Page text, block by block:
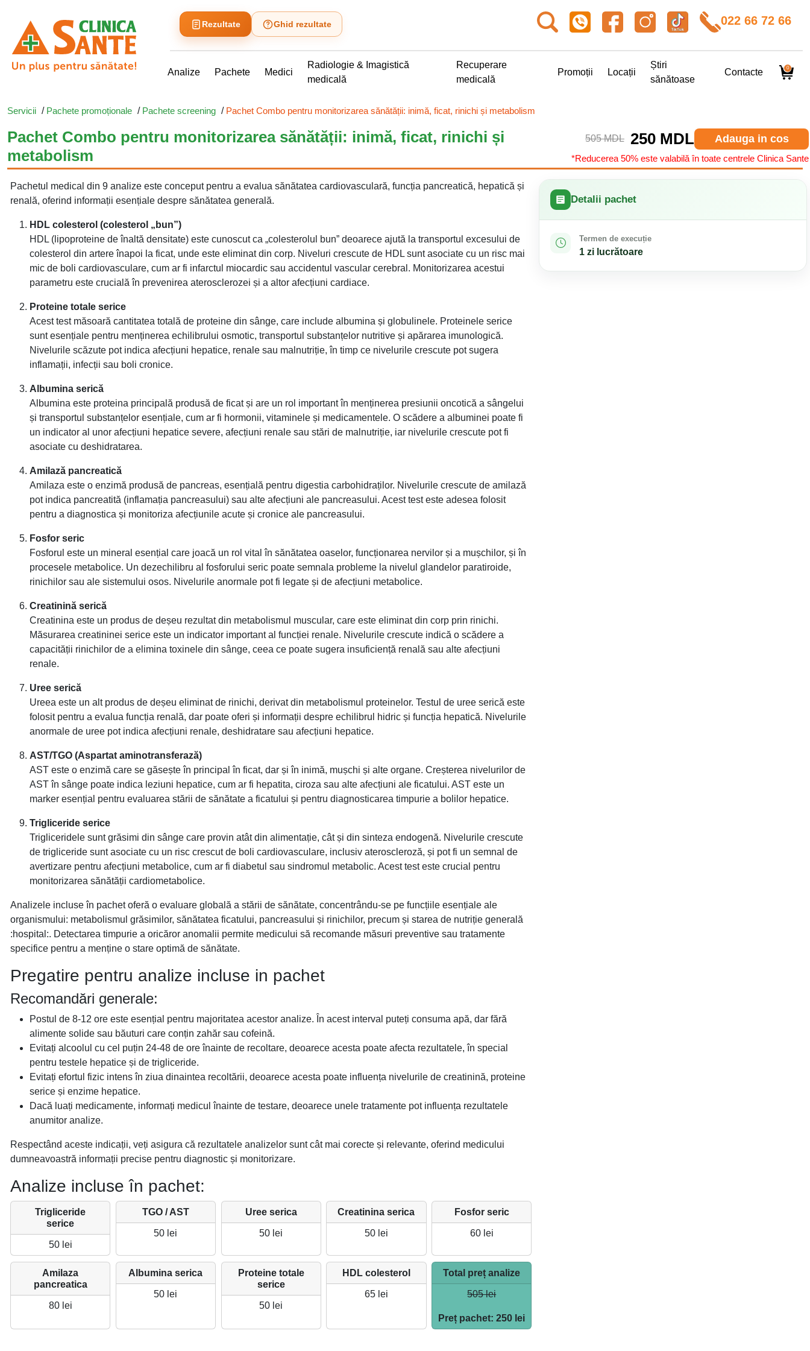
Rezultate Ghid rezultate 022 66 72 66
Analize Pachete Medici
Radiologie & Imagistică
medicală
Recuperare
medicală
Promoții Locații
Știri
sănătoase
Contacte 0
Servicii / Pachete promoționale / Pachete screening / Pachet Combo pentru monitorizarea sănătății: inimă, ficat, rinichi și metabolism
Pachet Combo pentru monitorizarea sănătății: inimă, ficat, rinichi și
metabolism
505 MDL 250 MDL Adauga in cos
*Reducerea 50% este valabilă în toate centrele Clinica Sante
Pachetul medical din 9 analize este conceput pentru a evalua sănătatea cardiovasculară, funcția pancreatică, hepatică și
renală, oferind informații esențiale despre sănătatea generală.
HDL colesterol (colesterol „bun”)
HDL (lipoproteine de înaltă densitate) este cunoscut ca „colesterolul bun” deoarece ajută la transportul excesului de
colesterol din artere înapoi la ficat, unde este eliminat din corp. Niveluri crescute de HDL sunt asociate cu un risc mai
mic de boli cardiovasculare, cum ar fi infarctul miocardic sau accidentul vascular cerebral. Monitorizarea acestui
parametru este crucială în prevenirea aterosclerozei și a altor afecțiuni cardiace.
Proteine totale serice
Acest test măsoară cantitatea totală de proteine din sânge, care include albumina și globulinele. Proteinele serice
sunt esențiale pentru menținerea echilibrului osmotic, transportul substanțelor nutritive și apărarea imunologică.
Nivelurile scăzute pot indica afecțiuni hepatice, renale sau malnutriție, în timp ce nivelurile crescute pot sugera
inflamații, infecții sau boli cronice.
Albumina serică
Albumina este proteina principală produsă de ficat și are un rol important în menținerea presiunii oncotică a sângelui
și transportul substanțelor esențiale, cum ar fi hormonii, vitaminele și medicamentele. O scădere a albuminei poate fi
un indicator al unor afecțiuni hepatice severe, afecțiuni renale sau stări de malnutriție, iar nivelurile crescute pot fi
asociate cu deshidratarea.
Amilază pancreatică
Amilaza este o enzimă produsă de pancreas, esențială pentru digestia carbohidraților. Nivelurile crescute de amilază
pot indica pancreatită (inflamația pancreasului) sau alte afecțiuni ale pancreasului. Acest test este adesea folosit
pentru a diagnostica și monitoriza afecțiunile acute și cronice ale pancreasului.
Fosfor seric
Fosforul este un mineral esențial care joacă un rol vital în sănătatea oaselor, funcționarea nervilor și a mușchilor, și în
procesele metabolice. Un dezechilibru al fosforului seric poate semnala probleme la nivelul glandelor paratiroide,
rinichilor sau ale sistemului osos. Nivelurile anormale pot fi legate și de afecțiuni metabolice.
Creatinină serică
Creatinina este un produs de deșeu rezultat din metabolismul muscular, care este eliminat din corp prin rinichi.
Măsurarea creatininei serice este un indicator important al funcției renale. Nivelurile crescute indică o scădere a
capacității rinichilor de a elimina toxinele din sânge, ceea ce poate sugera insuficiență renală sau alte afecțiuni
renale.
Uree serică
Ureea este un alt produs de deșeu eliminat de rinichi, derivat din metabolismul proteinelor. Testul de uree serică este
folosit pentru a evalua funcția renală, dar poate oferi și informații despre echilibrul hidric și funcția hepatică. Nivelurile
anormale de uree pot indica afecțiuni renale, deshidratare sau afecțiuni hepatice.
AST/TGO (Aspartat aminotransferază)
AST este o enzimă care se găsește în principal în ficat, dar și în inimă, mușchi și alte organe. Creșterea nivelurilor de
AST în sânge poate indica leziuni hepatice, cum ar fi hepatita, ciroza sau alte afecțiuni ale ficatului. AST este un
marker esențial pentru evaluarea stării de sănătate a ficatului și pentru diagnosticarea timpurie a bolilor hepatice.
Trigliceride serice
Trigliceridele sunt grăsimi din sânge care provin atât din alimentație, cât și din sinteza endogenă. Nivelurile crescute
de trigliceride sunt asociate cu un risc crescut de boli cardiovasculare, inclusiv ateroscleroză, și pot fi un semnal de
avertizare pentru afecțiuni metabolice, cum ar fi diabetul sau sindromul metabolic. Acest test este crucial pentru
monitorizarea sănătății cardiometabolice.
Analizele incluse în pachet oferă o evaluare globală a stării de sănătate, concentrându-se pe funcțiile esențiale ale
organismului: metabolismul grăsimilor, sănătatea ficatului, pancreasului și rinichilor, precum și starea de nutriție generală
:hospital:. Detectarea timpurie a oricăror anomalii permite medicului să recomande măsuri preventive sau tratamente
specifice pentru a menține o stare optimă de sănătate.
Pregatire pentru analize incluse in pachet
Recomandări generale:
Postul de 8-12 ore este esențial pentru majoritatea acestor analize. În acest interval puteți consuma apă, dar fără
alimente solide sau băuturi care conțin zahăr sau cofeină.
Evitați alcoolul cu cel puțin 24-48 de ore înainte de recoltare, deoarece acesta poate afecta rezultatele, în special
pentru testele hepatice și de trigliceride.
Evitați efortul fizic intens în ziua dinaintea recoltării, deoarece acesta poate influența nivelurile de creatinină, proteine
serice și enzime hepatice.
Dacă luați medicamente, informați medicul înainte de testare, deoarece unele tratamente pot influența rezultatele
anumitor analize.
Respectând aceste indicații, veți asigura că rezultatele analizelor sunt cât mai corecte și relevante, oferind medicului
dumneavoastră informații precise pentru diagnostic și monitorizare.
Analize incluse în pachet:
Trigliceride
serice
50 lei
TGO / AST
50 lei
Uree serica
50 lei
Creatinina serica
50 lei
Fosfor seric
60 lei
Amilaza
pancreatica
80 lei
Albumina serica
50 lei
Proteine totale
serice
50 lei
HDL colesterol
65 lei
Total preț analize
505 lei
Preț pachet: 250 lei
Detalii pachet
Termen de execuție
1 zi lucrătoare